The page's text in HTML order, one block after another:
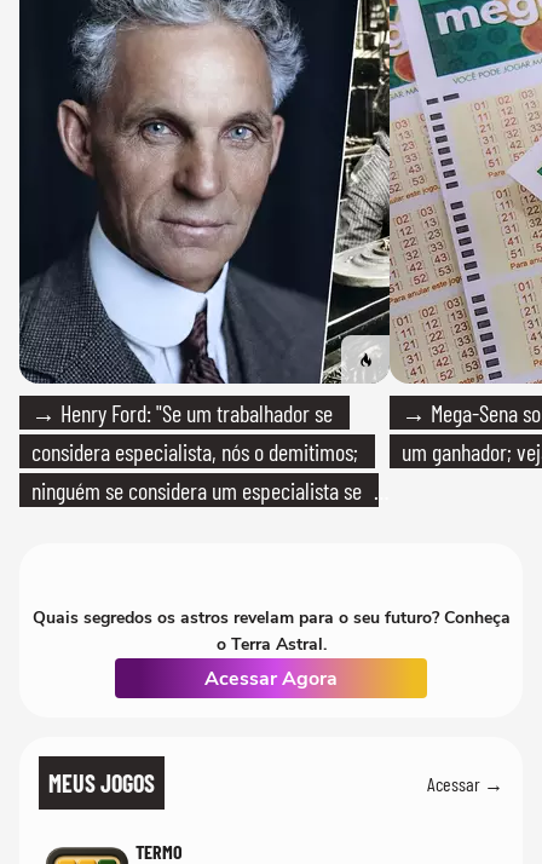
→ Henry Ford: "Se um trabalhador se
considera especialista, nós o demitimos;
ninguém se considera um especialista se
→ Mega-Sena
um ganhador;
Quais segredos os astros revelam para o seu futuro? Conheça
o Terra Astral.
Acessar Agora
MEUS JOGOS Acessar →
TERMO